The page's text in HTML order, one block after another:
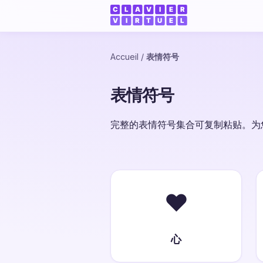
Accueil / 表情符号
表情符号
完整的表情符号集合可复制粘贴。
❤️
心